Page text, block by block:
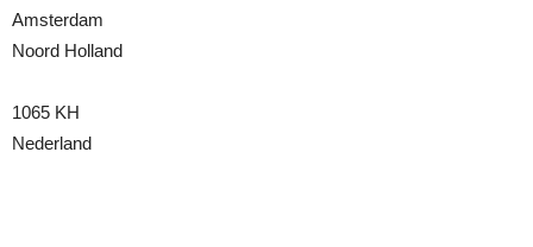
Amsterdam
Noord Holland
1065 KH
Nederland